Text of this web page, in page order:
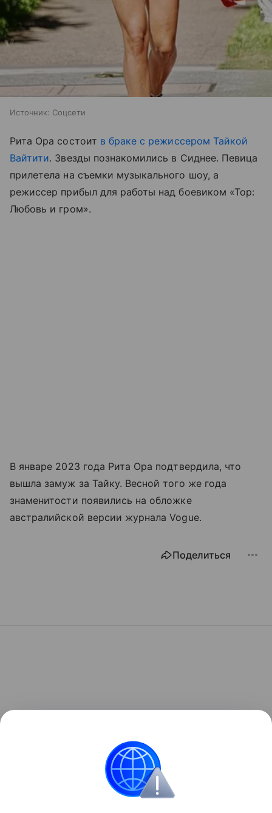
Источник: Соцсети
Рита Ора состоит в браке с режиссером Тайкой
Вайтити. Звезды познакомились в Сиднее. Певица
прилетела на съемки музыкального шоу, а
режиссер прибыл для работы над боевиком «Тор:
Любовь и гром».
В январе 2023 года Рита Ора подтвердила, что
вышла замуж за Тайку. Весной того же года
знаменитости появились на обложке
австралийской версии журнала Vogue.
Поделиться